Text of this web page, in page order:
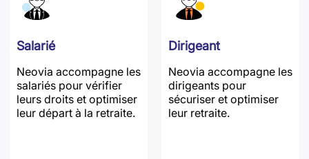
Salarié
Neovia accompagne les
salariés pour vérifier
leurs droits et optimiser
leur départ à la retraite.
Dirigeant
Neovia accompagne les
dirigeants pour
sécuriser et optimiser
leur retraite.